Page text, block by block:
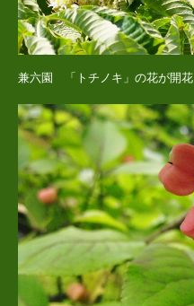
兼六園 「トチノキ」の花が開花